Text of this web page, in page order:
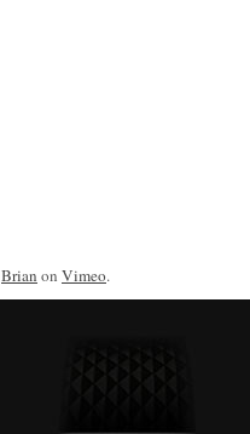
Brian on Vimeo.